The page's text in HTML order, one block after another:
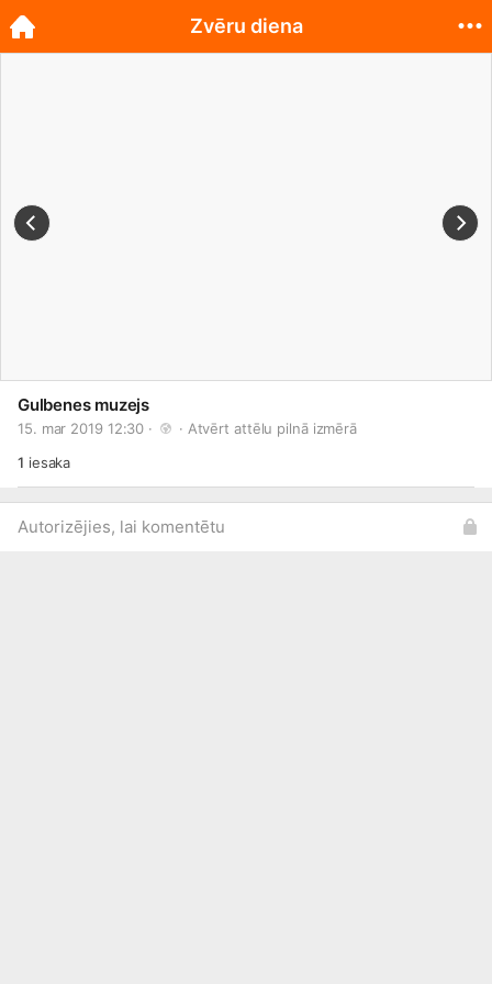
Gulbenes muzejs
15. mar 2019 12:30 · · Atvērt attēlu pilnā izmērā
1 iesaka
Autorizējies, lai komentētu
Zvēru diena